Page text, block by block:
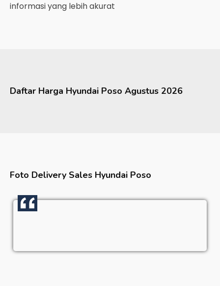
informasi yang lebih akurat
Daftar Harga Hyundai Poso Agustus 2026
Foto Delivery Sales Hyundai Poso